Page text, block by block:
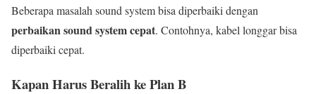
Beberapa masalah sound system bisa diperbaiki dengan
perbaikan sound system cepat. Contohnya, kabel longgar bisa
diperbaiki cepat.
Kapan Harus Beralih ke Plan B